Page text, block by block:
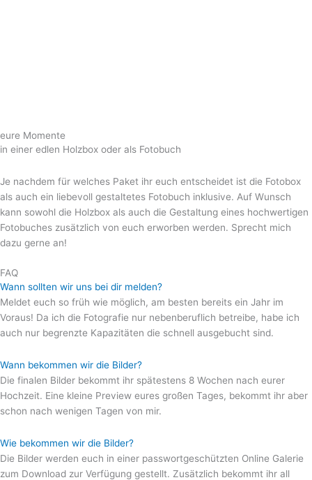
eure Momente
in einer edlen Holzbox oder als Fotobuch
Je nachdem für welches Paket ihr euch entscheidet ist die Fotobox
als auch ein liebevoll gestaltetes Fotobuch inklusive. Auf Wunsch
kann sowohl die Holzbox als auch die Gestaltung eines hochwertigen
Fotobuches zusätzlich von euch erworben werden. Sprecht mich
dazu gerne an!
FAQ
Wann sollten wir uns bei dir melden?
Meldet euch so früh wie möglich, am besten bereits ein Jahr im
Voraus! Da ich die Fotografie nur nebenberuflich betreibe, habe ich
auch nur begrenzte Kapazitäten die schnell ausgebucht sind.
Wann bekommen wir die Bilder?
Die finalen Bilder bekommt ihr spätestens 8 Wochen nach eurer
Hochzeit. Eine kleine Preview eures großen Tages, bekommt ihr aber
schon nach wenigen Tagen von mir.
Wie bekommen wir die Bilder?
Die Bilder werden euch in einer passwortgeschützten Online Galerie
zum Download zur Verfügung gestellt. Zusätzlich bekommt ihr all